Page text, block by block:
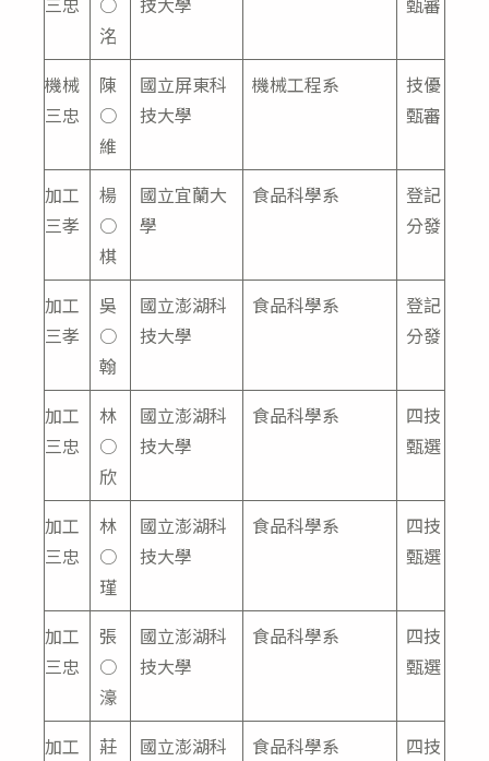
洺
機械
三忠
陳
○
維
國立屏東科
技大學
機械工程系
技優
甄審
加工
三孝
楊
○
棋
國立宜蘭大
學
食品科學系
登記
分發
加工
三孝
吳
○
翰
國立澎湖科
技大學
食品科學系
登記
分發
加工
三忠
林
○
欣
國立澎湖科
技大學
食品科學系
四技
甄選
加工
三忠
林
○
瑾
國立澎湖科
技大學
食品科學系
四技
甄選
加工
三忠
張
○
濠
國立澎湖科
技大學
食品科學系
四技
甄選
加工
莊
國立澎湖科
食品科學系
四技